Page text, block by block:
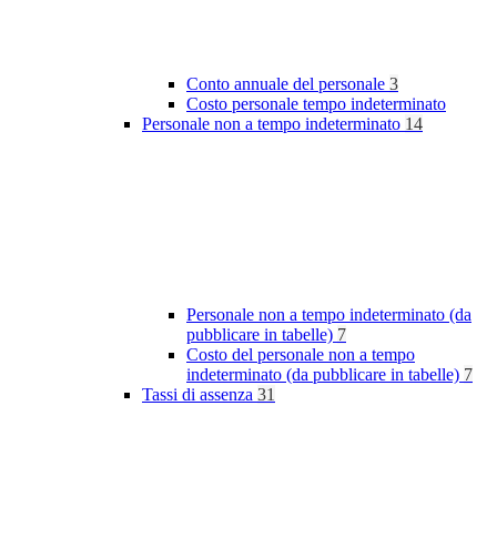
Conto annuale del personale 3
Costo personale tempo indeterminato
Personale non a tempo indeterminato 14
Personale non a tempo indeterminato (da
pubblicare in tabelle) 7
Costo del personale non a tempo
indeterminato (da pubblicare in tabelle) 7
Tassi di assenza 31